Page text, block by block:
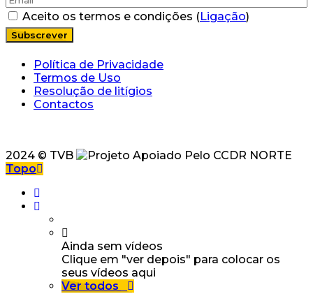
Aceito os termos e condições (Ligação)
Política de Privacidade
Termos de Uso
Resolução de litígios
Contactos
2024 © TVB
Topo
Ainda sem vídeos
Clique em "ver depois" para colocar os
seus vídeos aqui
Ver todos